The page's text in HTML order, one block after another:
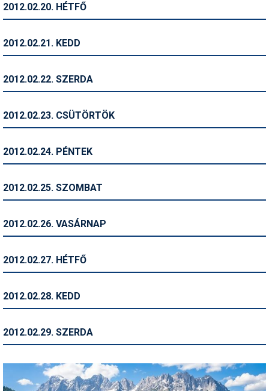
Szakértők
Szánkó
Telemark
Téli sportok
Történelem
Túrasí
Utazási tippek
Védőfelszerelés
2012.02.20. HÉTFŐ
2012.02.21. KEDD
2012.02.22. SZERDA
2012.02.23. CSÜTÖRTÖK
2012.02.24. PÉNTEK
2012.02.25. SZOMBAT
2012.02.26. VASÁRNAP
2012.02.27. HÉTFŐ
2012.02.28. KEDD
2012.02.29. SZERDA